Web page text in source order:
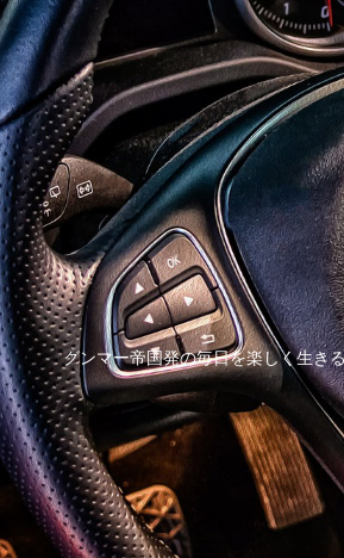
グンマー帝国発の毎日を楽しく生き